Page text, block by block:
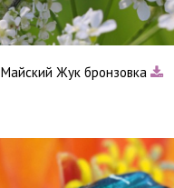
Майский Жук бронзовка